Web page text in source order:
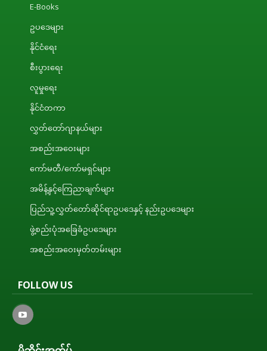
E-Books
ဥပဒေများ
နိုင်ငံရေး
စီးပွားရေး
လူမှုရေး
နိုင်ငံတကာ
လွှတ်တော်ဂျာနယ်များ
အစည်းအဝေးများ
ကော်မတီ/ကော်မရှင်များ
အမိန့်နှင့်ကြေညာချက်များ
ပြည်သူ့လွှတ်တော်ဆိုင်ရာဥပဒေနှင့် နည်းဥပဒေများ
ဖွဲ့စည်းပုံအခြေခံဥပဒေများ
အစည်းအဝေးမှတ်တမ်းများ
FOLLOW US